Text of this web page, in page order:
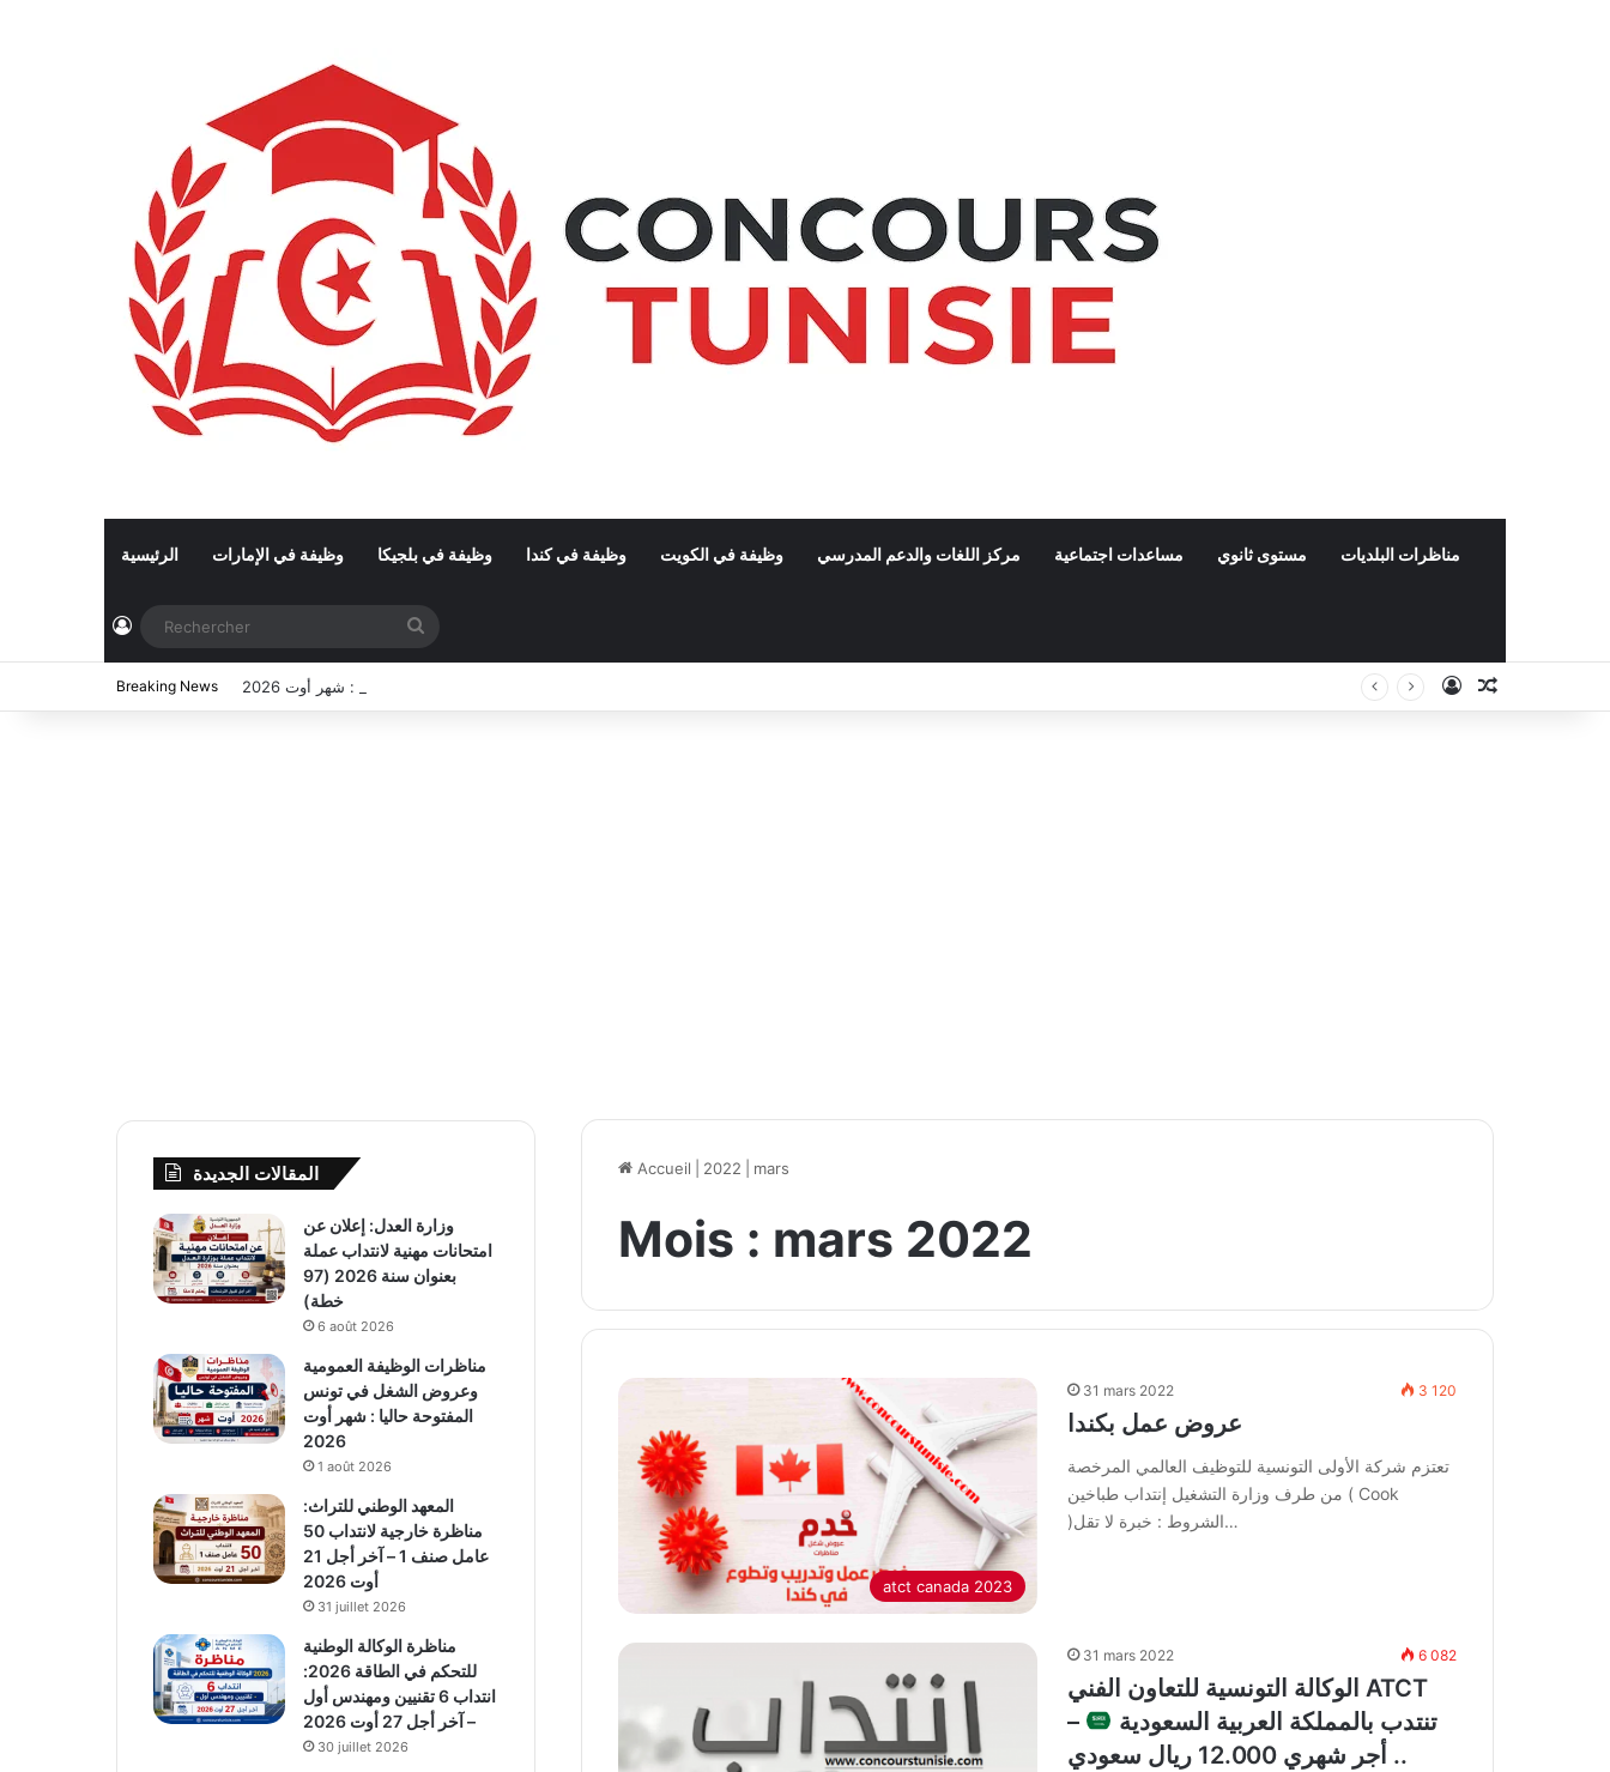
الرئيسية وظيفة في الإمارات وظيفة في بلجيكا وظيفة في كندا وظيفة في الكويت مركز اللغات والدعم المدرسي مساعدات اجتماعية مستوى ثانوي مناظرات البلديات
Connexion
Breaking News مناظرات الوظيفة العمومية وعروض الشغل في تونس المفتوحة حاليا : شهر أوت 2026 Connexion
Accueil 2022 mars
Mois : mars 2022
atct canada 2023
31 mars 2022 3 120
عروض عمل بكندا
تعتزم شركة الأولى التونسية للتوظيف العالمي المرخصة
من طرف وزارة التشغيل إنتداب طباخين ( Cook
)الشروط : خبرة لا تقل…
31 mars 2022 6 082
الوكالة التونسية للتعاون الفني ATCT
تنتدب بالمملكة العربية السعودية
–
أجر شهري 12.000 ريال سعودي ..
المقالات الجديدة
وزارة العدل: إعلان عن
امتحانات مهنية لانتداب عملة
بعنوان سنة 2026 (97
خطة)
6 août 2026
مناظرات الوظيفة العمومية
وعروض الشغل في تونس
المفتوحة حاليا : شهر أوت
2026
1 août 2026
المعهد الوطني للتراث:
مناظرة خارجية لانتداب 50
عامل صنف 1 – آخر أجل 21
أوت 2026
31 juillet 2026
مناظرة الوكالة الوطنية
للتحكم في الطاقة 2026:
انتداب 6 تقنيين ومهندس أول
– آخر أجل 27 أوت 2026
30 juillet 2026